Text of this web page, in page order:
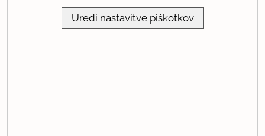
Uredi nastavitve piškotkov